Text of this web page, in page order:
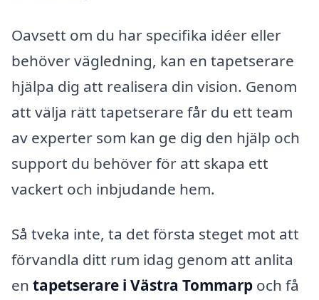
Oavsett om du har specifika idéer eller
behöver vägledning, kan en tapetserare
hjälpa dig att realisera din vision. Genom
att välja rätt tapetserare får du ett team
av experter som kan ge dig den hjälp och
support du behöver för att skapa ett
vackert och inbjudande hem.
Så tveka inte, ta det första steget mot att
förvandla ditt rum idag genom att anlita
en tapetserare i Västra Tommarp och få